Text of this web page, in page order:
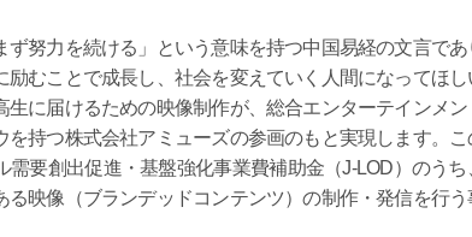
ず努力を続ける」という意味を持つ中国易経の文言で
励むことで成長し、社会を変えていく人間になってほ
に届けるための映像制作が、総合エンターテインメ
を持つ株式会社アミューズの参画のもと実現します。
需要創出促進・基盤強化事業費補助金（J-LOD）のう
映像（ブランデッドコンテンツ）の制作・発信を行